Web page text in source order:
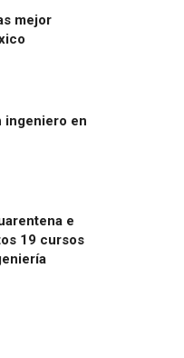
mejor
ingeniero en
e
19 cursos